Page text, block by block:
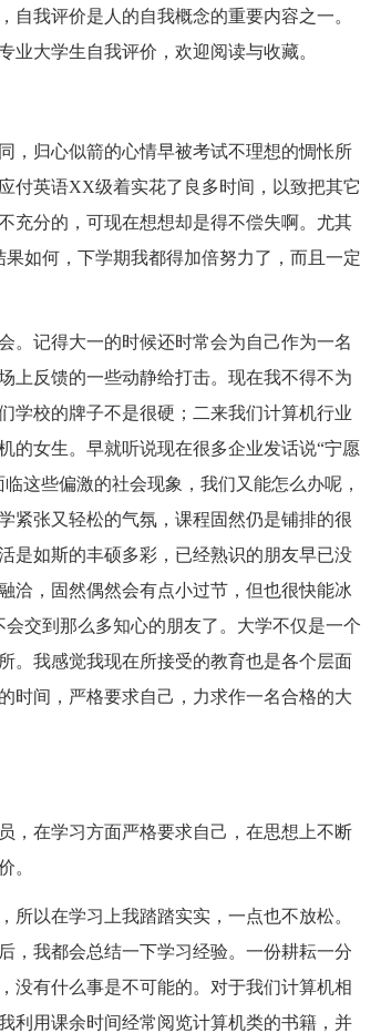
我评价是人的自我概念的重要内容之一。
大学生自我评价，欢迎阅读与收藏。
，归心似箭的心情早被考试不理想的惆怅所
付英语XX级着实花了良多时间，以致把其它
充分的，可现在想想却是得不偿失啊。尤其
如何，下学期我都得加倍努力了，而且一定
。记得大一的时候还时常会为自己作为一名
上反馈的一些动静给打击。现在我不得不为
学校的牌子不是很硬；二来我们计算机行业
的女生。早就听说现在很多企业发话说“宁愿
这些偏激的社会现象，我们又能怎么办呢，
紧张又轻松的气氛，课程固然仍是铺排的很
是如斯的丰硕多彩，已经熟识的朋友早已没
洽，固然偶然会有点小过节，但也很快能冰
交到那么多知心的朋友了。大学不仅是一个
。我感觉我现在所接受的教育也是各个层面
时间，严格要求自己，力求作一名合格的大
，在学习方面严格要求自己，在思想上不断
。
以在学习上我踏踏实实，一点也不放松。
，我都会总结一下学习经验。一份耕耘一分
没有什么事是不可能的。对于我们计算机相
利用课余时间经常阅览计算机类的书籍，并